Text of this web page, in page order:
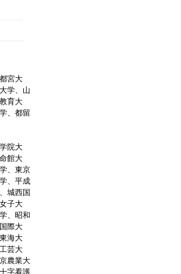
宮大
学、山
育大
、都留
院大
館大
、東京
、平成
城西国
子大
、昭和
際大
海大
芸大
農業大
字看護